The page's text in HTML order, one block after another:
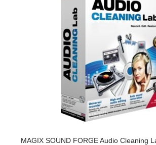
MAGIX SOUND FORGE Audio Cleaning